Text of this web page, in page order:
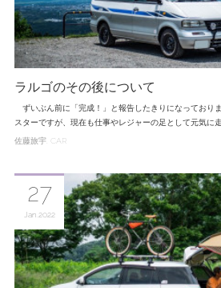
ラルゴのその後について
ずいぶん前に「完成！」と報告したきりになっており
スターですが、現在も仕事やレジャーの足として元気
佐藤旅宇 CAR
27
Jan 2022